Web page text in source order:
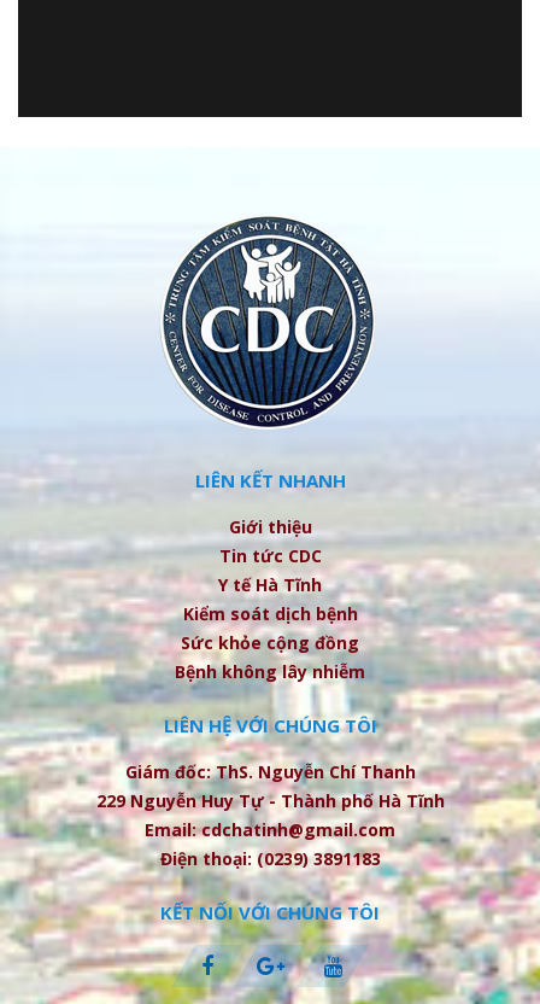
LIÊN KẾT NHANH
Giới thiệu
Tin tức CDC
Y tế Hà Tĩnh
Kiểm soát dịch bệnh
Sức khỏe cộng đồng
Bệnh không lây nhiễm
LIÊN HỆ VỚI CHÚNG TÔI
Giám đốc: ThS. Nguyễn Chí Thanh
229 Nguyễn Huy Tự - Thành phố Hà Tĩnh
Email: cdchatinh@gmail.com
Điện thoại: (0239) 3891183
KẾT NỐI VỚI CHÚNG TÔI